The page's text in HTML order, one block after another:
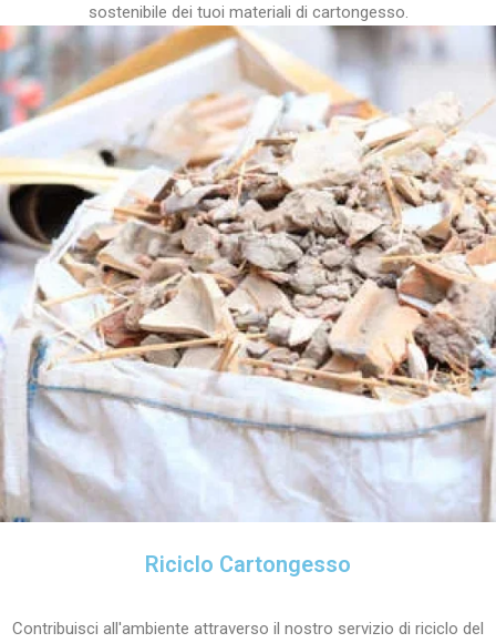
sostenibile dei tuoi materiali di cartongesso.
Riciclo Cartongesso
Contribuisci all'ambiente attraverso il nostro servizio di riciclo del